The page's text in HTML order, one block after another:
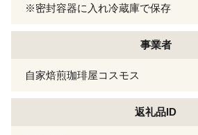
※密封容器に入れ冷蔵庫で保存
事業者
自家焙煎珈琲屋コスモス
返礼品ID